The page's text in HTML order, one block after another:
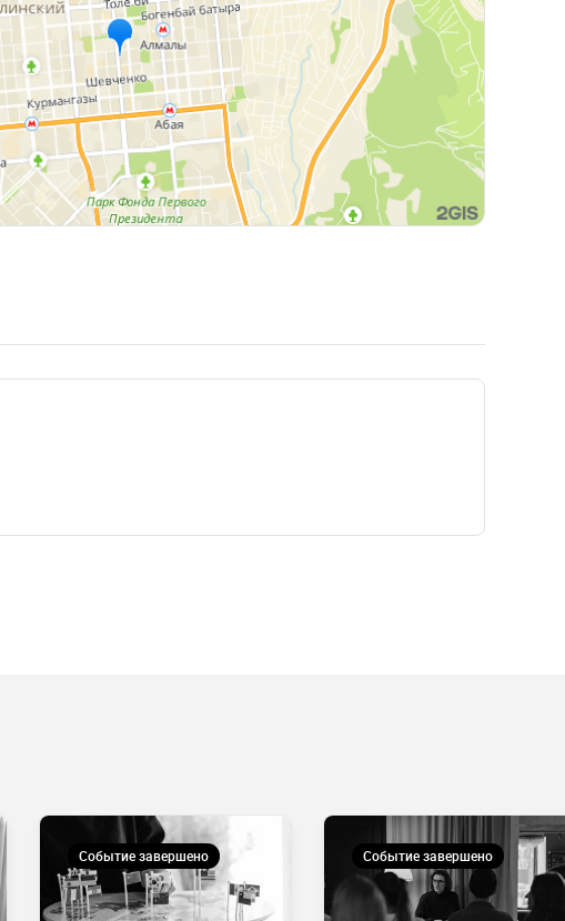
Событие завершено Событие завершено